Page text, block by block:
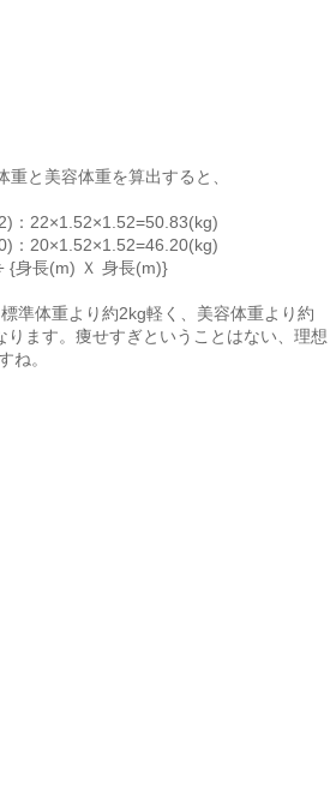
重と美容体重を算出すると、
：22×1.52×1.52=50.83(kg)
：20×1.52×1.52=46.20(kg)
{身長(m) Ｘ 身長(m)}
準体重より約2kg軽く、美容体重より約
ります。痩せすぎということはない、理想
ね。